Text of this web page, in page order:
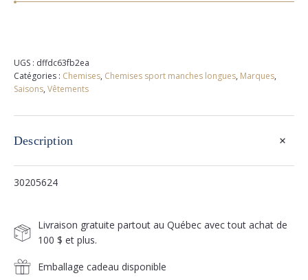
UGS : dffdc63fb2ea
Catégories : Chemises, Chemises sport manches longues, Marques,
Saisons, Vêtements
Description +
30205624
Livraison gratuite partout au Québec avec tout achat de
100 $ et plus.
Emballage cadeau disponible